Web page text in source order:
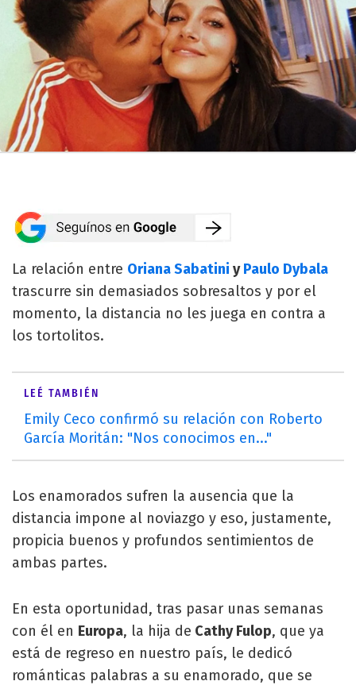
La relación entre Oriana Sabatini yPaulo Dybala
trascurre sin demasiados sobresaltos y por el
momento, la distancia no les juega en contra a
los tortolitos.
LEÉ TAMBIÉN
Emily Ceco confirmó su relación con Roberto
García Moritán: "Nos conocimos en..."
Los enamorados sufren la ausencia que la
distancia impone al noviazgo y eso, justamente,
propicia buenos y profundos sentimientos de
ambas partes.
En esta oportunidad, tras pasar unas semanas
con él en Europa, la hija de Cathy Fulop, que ya
está de regreso en nuestro país, le dedicó
románticas palabras a su enamorado, que se